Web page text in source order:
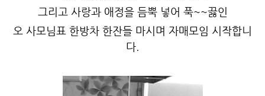
그리고 사랑과 애정을 듬뿍 넣어 푹~~끓인
오 사모님표 한방차 한잔들 마시며 자매모임 시작합니
다.